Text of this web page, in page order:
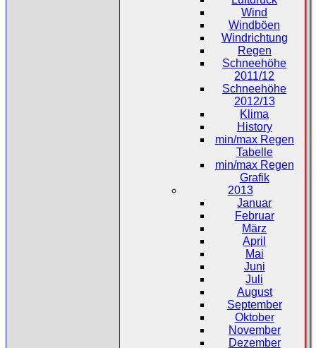
Wind
Windböen
Windrichtung
Regen
Schneehöhe
2011/12
Schneehöhe
2012/13
Klima
History
min/max Regen
Tabelle
min/max Regen
Grafik
2013
Januar
Februar
März
April
Mai
Juni
Juli
August
September
Oktober
November
Dezember